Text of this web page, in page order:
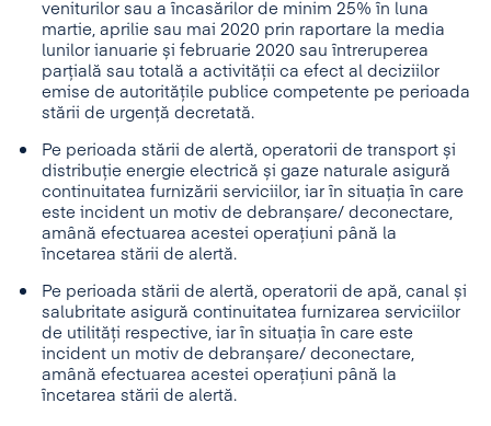
veniturilor sau a încasărilor de minim 25% în luna
martie, aprilie sau mai 2020 prin raportare la media
lunilor ianuarie și februarie 2020 sau întreruperea
parțială sau totală a activității ca efect al deciziilor
emise de autoritățile publice competente pe perioada
stării de urgență decretată.
Pe perioada stării de alertă, operatorii de transport și
distribuție energie electrică și gaze naturale asigură
continuitatea furnizării serviciilor, iar în situația în care
este incident un motiv de debranșare/ deconectare,
amână efectuarea acestei operațiuni până la
încetarea stării de alertă.
Pe perioada stării de alertă, operatorii de apă, canal și
salubritate asigură continuitatea furnizarea serviciilor
de utilități respective, iar în situația în care este
incident un motiv de debranșare/ deconectare,
amână efectuarea acestei operațiuni până la
încetarea stării de alertă.